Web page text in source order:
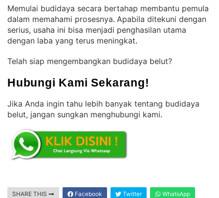
Memulai budidaya secara bertahap membantu pemula
dalam memahami prosesnya. Apabila ditekuni dengan
serius, usaha ini bisa menjadi penghasilan utama
dengan laba yang terus meningkat.
Telah siap mengembangkan budidaya belut?
Hubungi Kami Sekarang!
Jika Anda ingin tahu lebih banyak tentang budidaya
belut, jangan sungkan menghubungi kami.
SHARE THIS Facebook Twitter WhatsApp